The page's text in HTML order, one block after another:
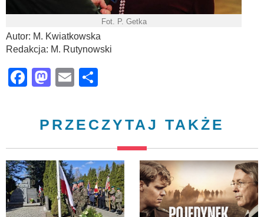
Fot. P. Getka
Autor: M. Kwiatkowska
Redakcja: M. Rutynowski
Facebook
Mastodon
Email
PRZECZYTAJ TAKŻE